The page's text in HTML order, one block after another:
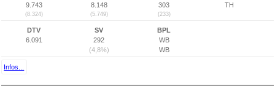
9.743
(8.324)
8.148
(5.749)
303
(233)
TH
DTV
6.091
SV
292
(4,8%)
BPL
WB
WB
Infos...